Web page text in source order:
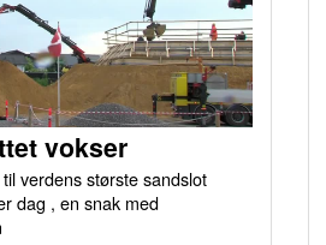
vokser
verdens største sandslot
dag , en snak med